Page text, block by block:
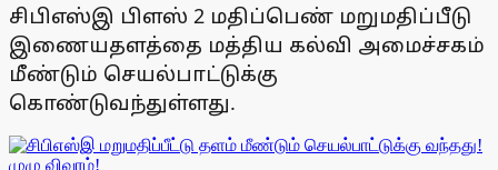
சிபிஎஸ்இ பிளஸ் 2 மதிப்பெண் மறுமதிப்பீடு
இணையதளத்தை மத்திய கல்வி அமைச்சகம்
மீண்டும் செயல்பாட்டுக்கு
கொண்டுவந்துள்ளது.